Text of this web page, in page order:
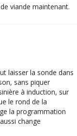
viande maintenant.
laisser la sonde dans
sans piquer
à induction, sur
le rond de la
la programmation
change